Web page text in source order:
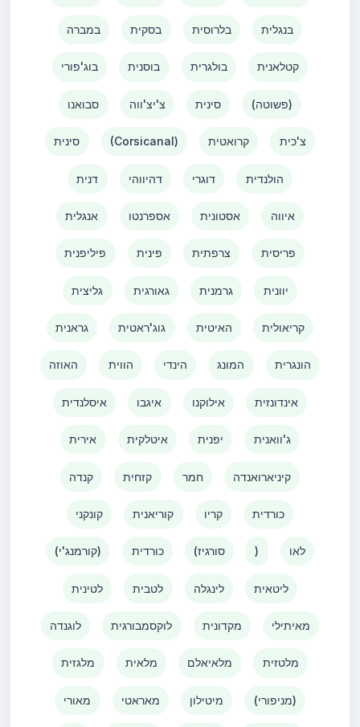
במברה בסקית בלרוסית בנגלית
בוג'פורי בוסנית בולגרית קטלאנית
סבואנו צ'יצ'ווה סינית (פשוטה)
סינית (Corsicanal) קרואטית צ'כית
דנית דהיווהי דוגרי הולנדית
אנגלית אספרנטו אסטונית איווה
פיליפנית פינית צרפתית פריסית
גליצית גאורגית גרמנית יוונית
גראנית גוג'ראטית האיטית קריאולית
האוזה הווית הינדי המונג הונגרית
איסלנדית איגבו אילוקנו אינדונזית
אירית איטלקית יפנית ג'וואנית
קנדה קזחית חמר קיניארואנדה
קונקני קוריאנית קריו כורדית
(קורמנג'י) כורדית (סורגיז ) לאו
לטינית לטבית לינגלה ליטאית
לוגנדה לוקסמבורגית מקדונית מאיתילי
מלגזית מלאית מלאיאלם מלטזית
מאורי מאראטי מיטילון (מניפורי)